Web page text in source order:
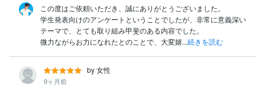
この度はご依頼いただき、誠にありがとうございました。
学生発表向けのアンケートということでしたが、非常に意義深い
テーマで、とても取り組み甲斐のある内容でした。
微力ながらお力になれたとのことで、大変嬉...続きを読む
by 女性
9ヶ月前